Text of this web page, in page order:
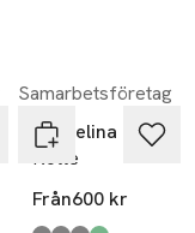
Samarbetsföretag
Pappelina
Kotte
Från600 kr